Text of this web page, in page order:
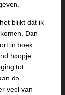
blijkt dat ik
Dan
in boek
hoopje
tot
de
veel van